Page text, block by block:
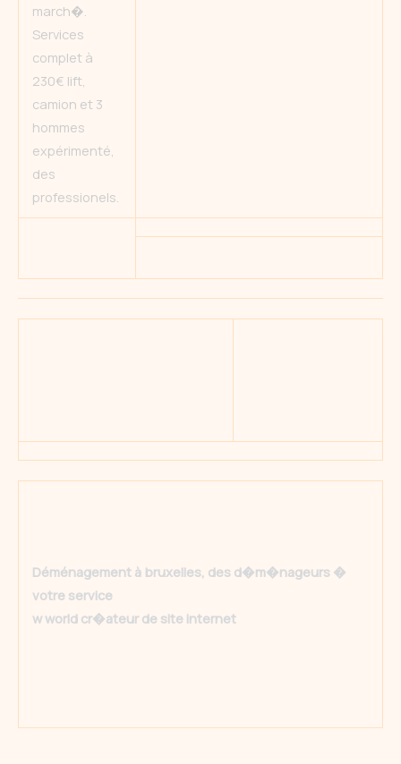
march�.
Services
complet à
230€ lift,
camion et 3
hommes
expérimenté,
des
professionels.
Déménagement à bruxelles, des d�m�nageurs �
votre service
w world cr�ateur de site internet